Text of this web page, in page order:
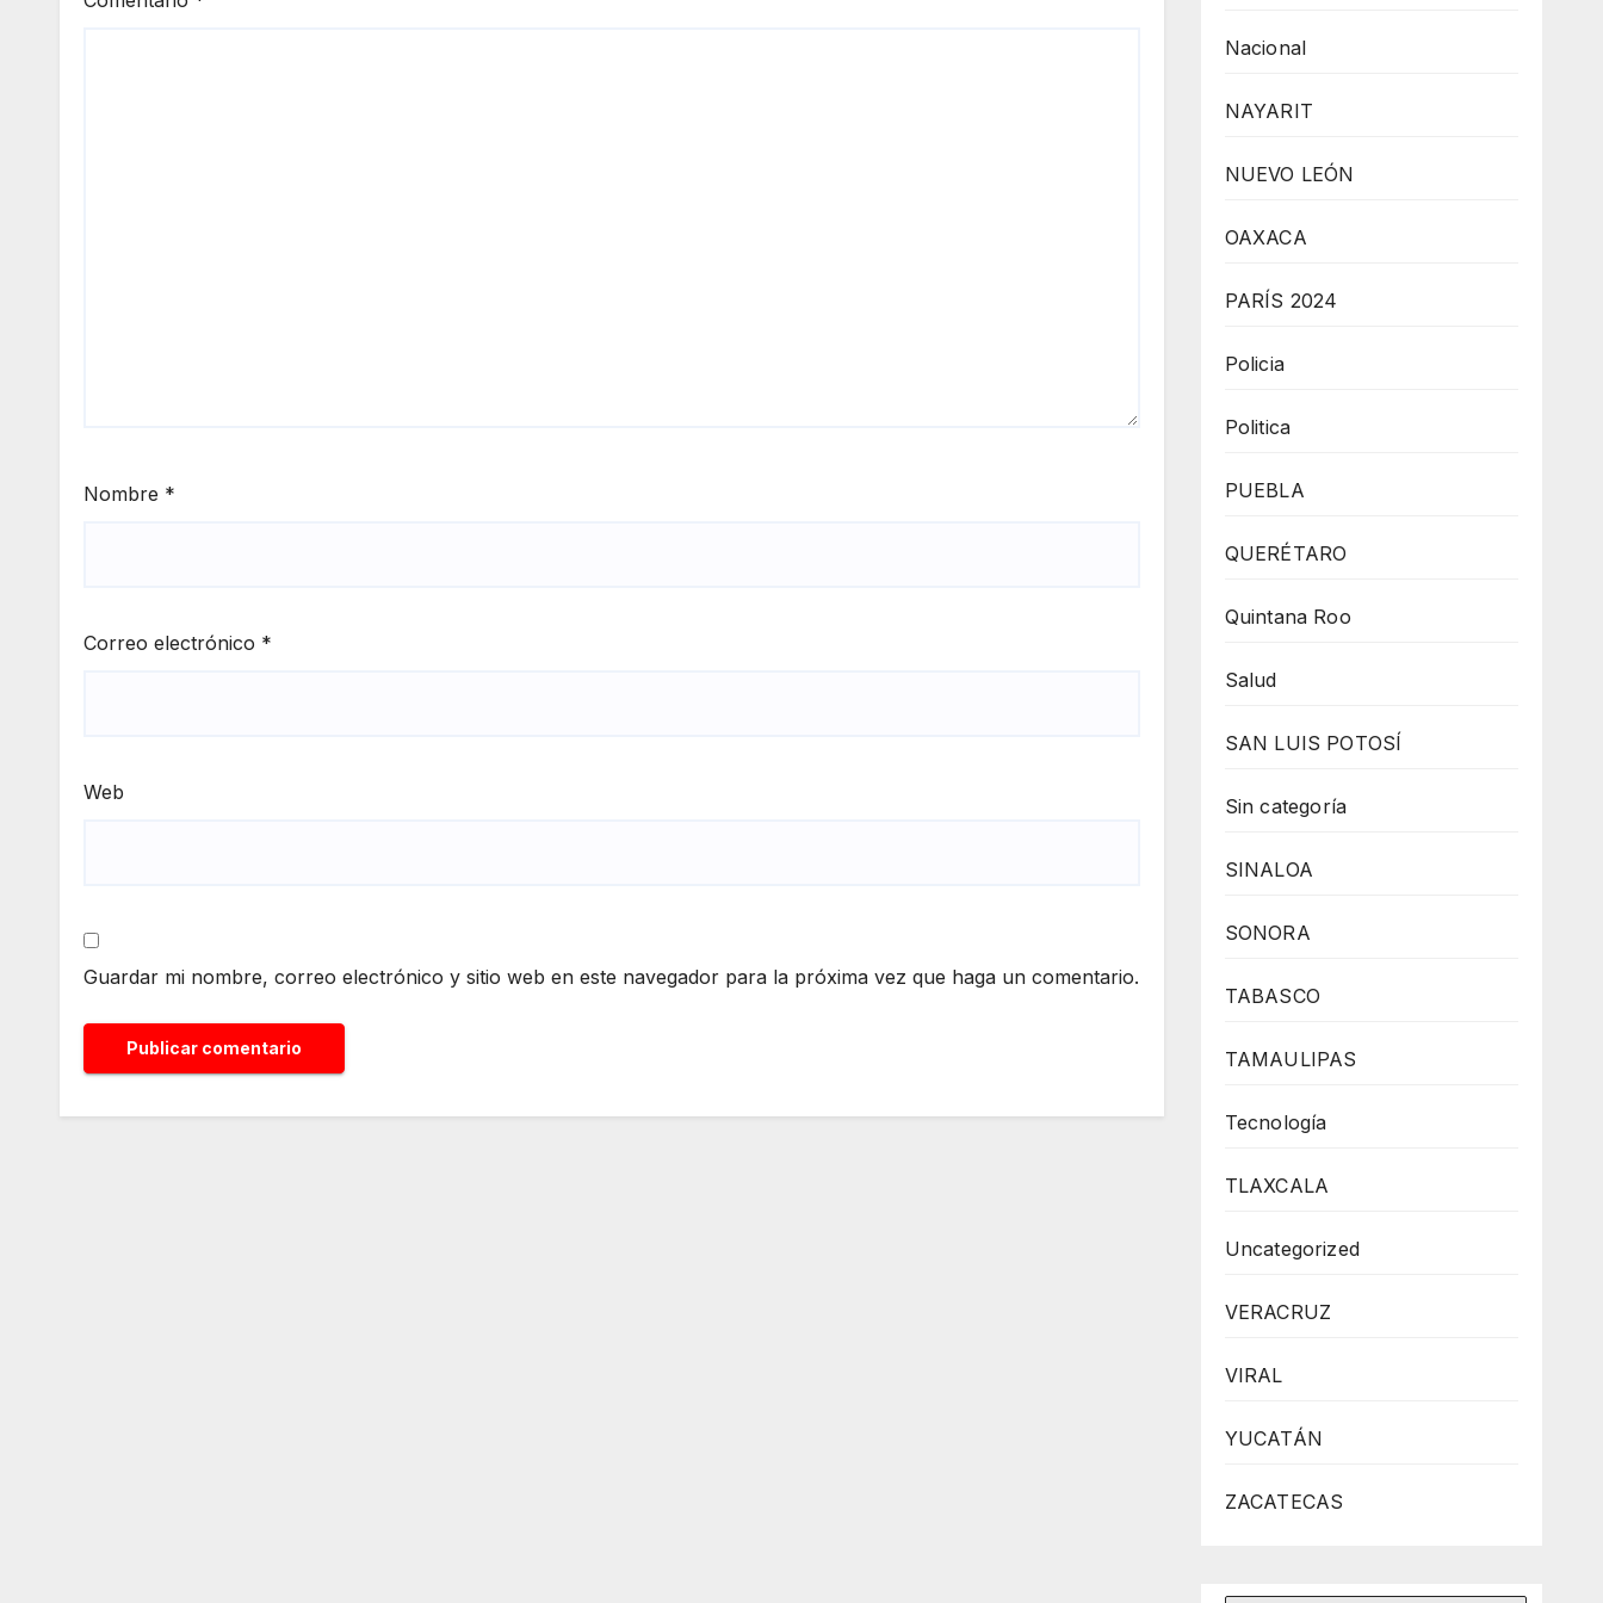
Nombre *
Correo electrónico *
Web
Guardar mi nombre, correo electrónico y sitio web en este navegador para la próxima vez que haga un comentario.
Nacional
NAYARIT
NUEVO LEÓN
OAXACA
PARÍS 2024
Policia
Politica
PUEBLA
QUERÉTARO
Quintana Roo
Salud
SAN LUIS POTOSÍ
Sin categoría
SINALOA
SONORA
TABASCO
TAMAULIPAS
Tecnología
TLAXCALA
Uncategorized
VERACRUZ
VIRAL
YUCATÁN
ZACATECAS